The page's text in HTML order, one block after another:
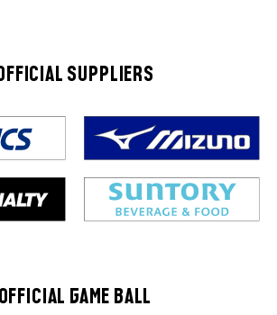
SUPPLIERS
OFFICIAL GAME BALL